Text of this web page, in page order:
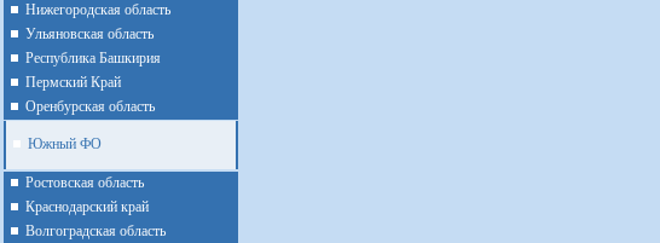
Нижегородская область
Ульяновская область
Республика Башкирия
Пермский Край
Оренбурская область
Южный ФО
Ростовская область
Краснодарский край
Волгоградская область